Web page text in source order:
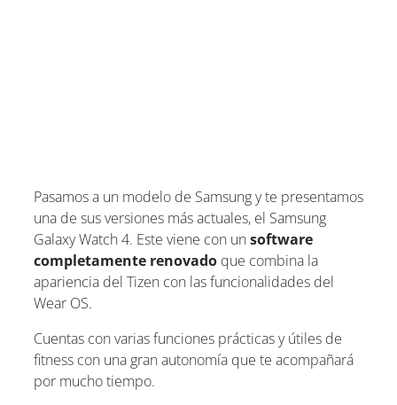
Pasamos a un modelo de Samsung y te presentamos
una de sus versiones más actuales, el Samsung
Galaxy Watch 4. Este viene con unsoftware
completamente renovado que combina la
apariencia del Tizen con las funcionalidades del
Wear OS.
Cuentas con varias funciones prácticas y útiles de
fitness con una gran autonomía que te acompañará
por mucho tiempo.